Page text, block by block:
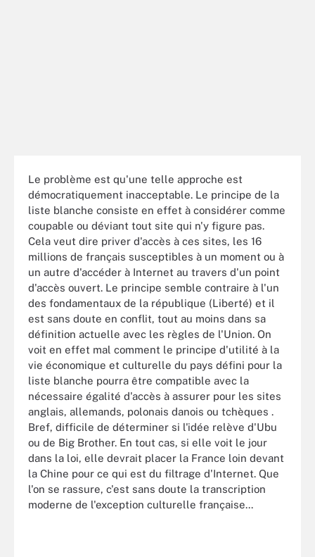
Le problème est qu'une telle approche est
démocratiquement inacceptable. Le principe de la
liste blanche consiste en effet à considérer comme
coupable ou déviant tout site qui n'y figure pas.
Cela veut dire priver d'accès à ces sites, les 16
millions de français susceptibles à un moment ou à
un autre d'accéder à Internet au travers d'un point
d'accès ouvert. Le principe semble contraire à l'un
des fondamentaux de la république (Liberté) et il
est sans doute en conflit, tout au moins dans sa
définition actuelle avec les règles de l'Union. On
voit en effet mal comment le principe d'utilité à la
vie économique et culturelle du pays défini pour la
liste blanche pourra être compatible avec la
nécessaire égalité d'accès à assurer pour les sites
anglais, allemands, polonais danois ou tchèques .
Bref, difficile de déterminer si l'idée relève d'Ubu
ou de Big Brother. En tout cas, si elle voit le jour
dans la loi, elle devrait placer la France loin devant
la Chine pour ce qui est du filtrage d'Internet. Que
l'on se rassure, c'est sans doute la transcription
moderne de l'exception culturelle française...